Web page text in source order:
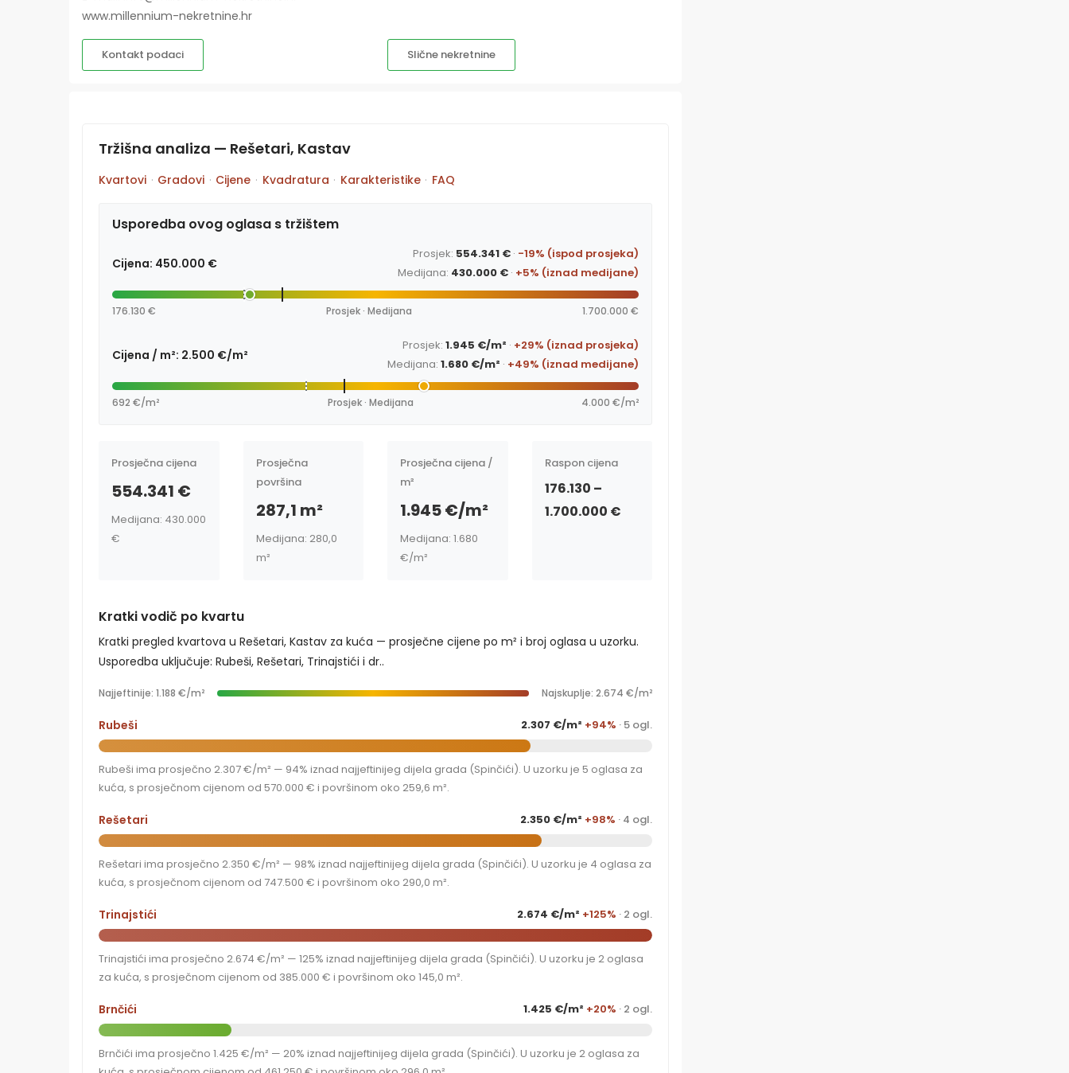
www.millennium-nekretnine.hr
Kontakt podaci Slične nekretnine
Tržišna analiza — Rešetari, Kastav
Kvartovi · Gradovi · Cijene · Kvadratura · Karakteristike · FAQ
Usporedba ovog oglasa s tržištem
Cijena: 450.000 €
Prosjek: 554.341 € · -19% (ispod prosjeka)
Medijana: 430.000 € · +5% (iznad medijane)
176.130 € Prosjek · Medijana 1.700.000 €
Cijena / m²: 2.500 €/m²
Prosjek: 1.945 €/m² · +29% (iznad prosjeka)
Medijana: 1.680 €/m² · +49% (iznad medijane)
692 €/m² Prosjek · Medijana 4.000 €/m²
Prosječna cijena
554.341 €
Medijana: 430.000
€
Prosječna
površina
287,1 m²
Medijana: 280,0
m²
Prosječna cijena /
m²
1.945 €/m²
Medijana: 1.680
€/m²
Raspon cijena
176.130 –
1.700.000 €
Kratki vodič po kvartu
Kratki pregled kvartova u Rešetari, Kastav za kuća — prosječne cijene po m² i broj oglasa u uzorku.
Usporedba uključuje: Rubeši, Rešetari, Trinajstići i dr..
Najjeftinije: 1.188 €/m² Najskuplje: 2.674 €/m²
Rubeši 2.307 €/m² +94% · 5 ogl.
Rubeši ima prosječno 2.307 €/m² — 94% iznad najjeftinijeg dijela grada (Spinčići). U uzorku je 5 oglasa za
kuća, s prosječnom cijenom od 570.000 € i površinom oko 259,6 m².
Rešetari 2.350 €/m² +98% · 4 ogl.
Rešetari ima prosječno 2.350 €/m² — 98% iznad najjeftinijeg dijela grada (Spinčići). U uzorku je 4 oglasa za
kuća, s prosječnom cijenom od 747.500 € i površinom oko 290,0 m².
Trinajstići 2.674 €/m² +125% · 2 ogl.
Trinajstići ima prosječno 2.674 €/m² — 125% iznad najjeftinijeg dijela grada (Spinčići). U uzorku je 2 oglasa
za kuća, s prosječnom cijenom od 385.000 € i površinom oko 145,0 m².
Brnčići 1.425 €/m² +20% · 2 ogl.
Brnčići ima prosječno 1.425 €/m² — 20% iznad najjeftinijeg dijela grada (Spinčići). U uzorku je 2 oglasa za